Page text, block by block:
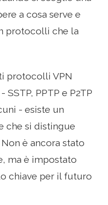
a cosa serve e
protocolli che la
protocolli VPN
PPTP e P2TP
- esiste un
che si distingue
è ancora stato
ma è impostato
chiave per il futuro